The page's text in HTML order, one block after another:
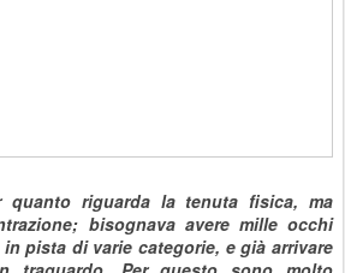
riguarda la tenuta fisica, ma
bisognava avere mille occhi
pista di varie categorie, e già arrivare